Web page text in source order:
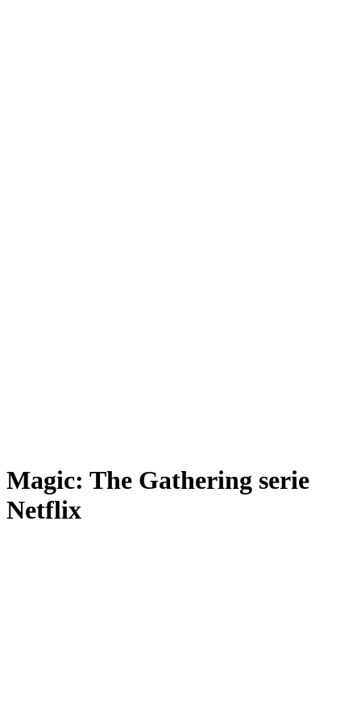
Magic: The Gathering serie
Netflix